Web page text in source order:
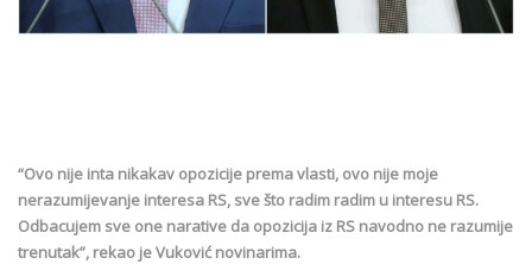
“Ovo nije inta nikakav opozicije prema vlasti, ovo nije moje
nerazumijevanje interesa RS, sve što radim radim u interesu RS.
Odbacujem sve one narative da opozicija iz RS navodno ne razumije
trenutak”, rekao je Vuković novinarima.